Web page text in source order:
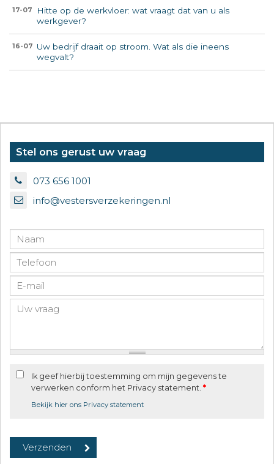
17-07
Hitte op de werkvloer: wat vraagt dat van u als
werkgever?
16-07
Uw bedrijf draait op stroom. Wat als die ineens
wegvalt?
Stel ons gerust uw vraag
073 656 1001
info@vestersverzekeringen.nl
Ik geef hierbij toestemming om mijn gegevens te
verwerken conform het Privacy statement. *
Bekijk hier ons Privacy statement